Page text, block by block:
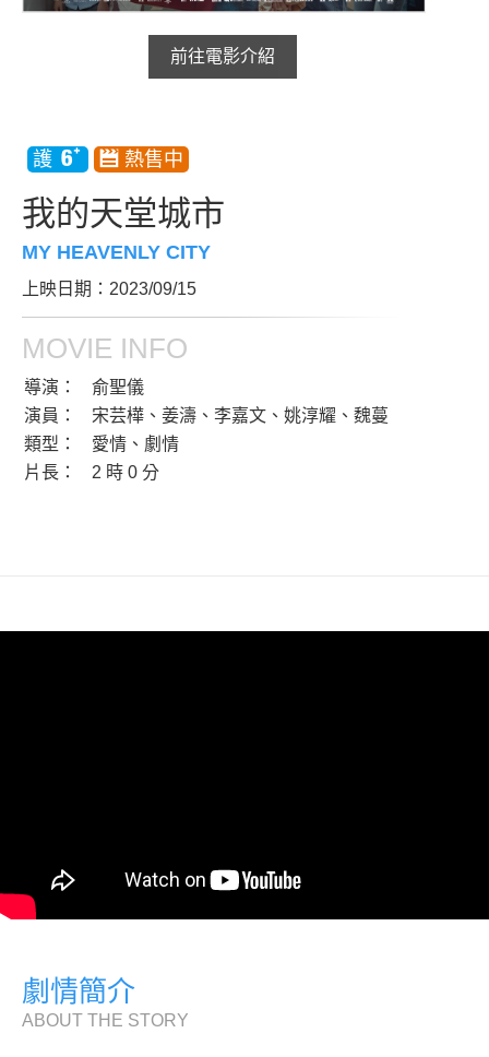
前往電影介紹
我的天堂城市
MY HEAVENLY CITY
上映日期：2023/09/15
MOVIE INFO
導演：
俞聖儀
演員：
宋芸樺、姜濤、李嘉文、姚淳耀、魏蔓
類型：
愛情、劇情
片長：
2 時 0 分
劇情簡介
ABOUT THE STORY
商家介紹
加入iShow
會員活動
會員Q&A